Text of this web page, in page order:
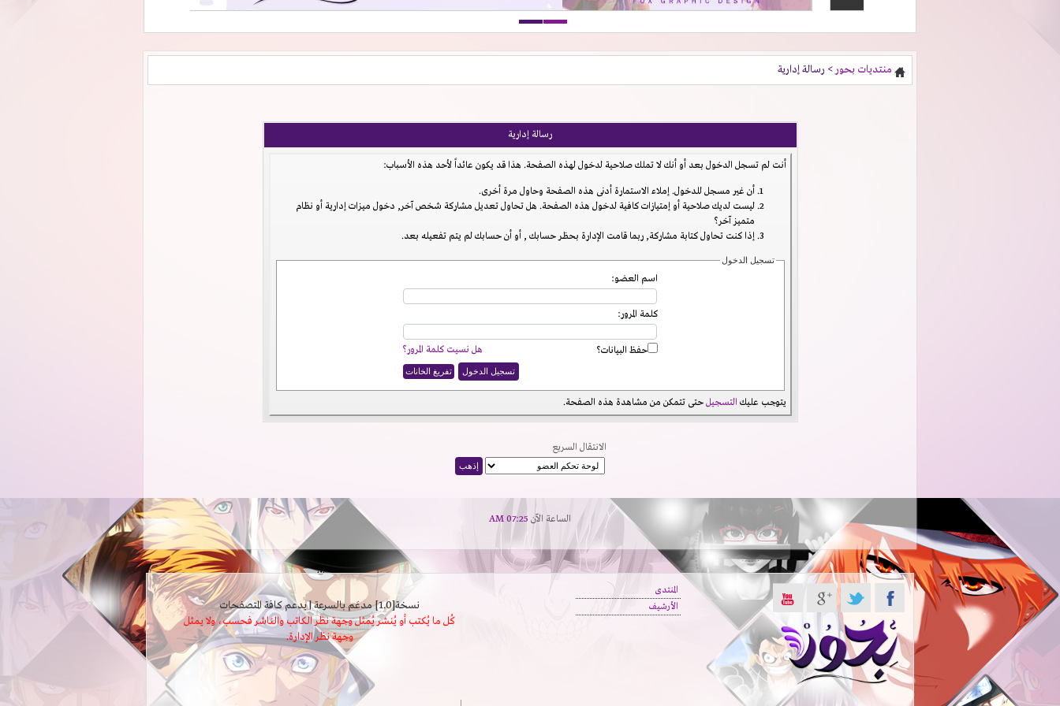
منتديات بحور > رسالة إدارية
رسالة إدارية
أنت لم تسجل الدخول بعد أو أنك لا تملك صلاحية لدخول لهذه الصفحة. هذا قد يكون عائداً لأحد هذه الأسباب:
أن غير مسجل للدخول. إملاء الاستمارة أدنى هذه الصفحة وحاول مرة أخرى.
ليست لديك صلاحية أو إمتيازات كافية لدخول هذه الصفحة. هل تحاول تعديل مشاركة شخص آخر, دخول ميزات إدارية أو نظام
متميز آخر؟
إذا كنت تحاول كتابة مشاركة, ربما قامت الإدارة بحظر حسابك , أو أن حسابك لم يتم تفعيله بعد.
تسجيل الدخول
اسم العضو:
كلمة المرور:
هل نسيت كلمة المرور؟ حفظ البيانات؟
يتوجب عليك التسجيلحتى تتمكن من مشاهدة هذه الصفحة.
الانتقال السريع
الساعة الآن 07:25 AM
المنتدى
الأرشيف
نسخة[1.0] مدعَم بالسرعة | يدعم كافة المتصفحات
كُل ما يُكتب أو يُنشر يُمثل وجهة نظر الكاتب والناشر فحسب، ولا يمثل
وجهة نظر الإدارة.